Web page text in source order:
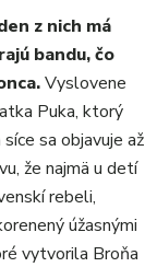
z nich má
bandu, čo
Vyslovene
Puka, ktorý
sa objavuje až
že najmä u detí
rebeli,
úžasnými
vytvorila Broňa